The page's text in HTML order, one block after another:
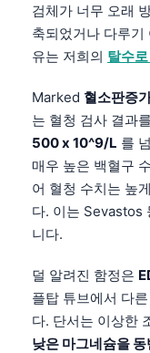
검체가 너무 오래
축되었거나 다루기
유는 저희의 탈수로
Marked 혈소판증
는 혈청 검사 결과
500 x 10^9/L 를
매우 높은 백혈구
어 혈청 수치는 높
다. 이는 Sevastos
니다.
덜 알려진 함정은
플탑 튜브에서 다
다. 단서는 이상한
낮은 마그네슘을